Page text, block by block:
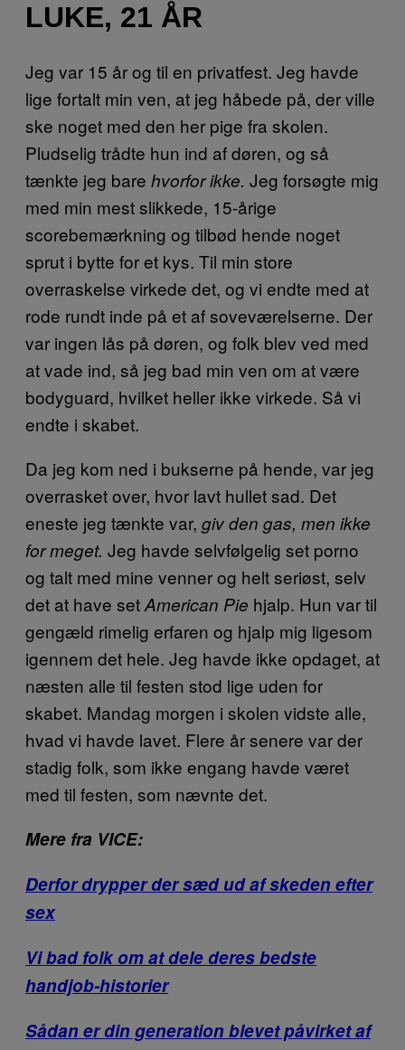
LUKE, 21 ÅR
Jeg var 15 år og til en privatfest. Jeg havde
lige fortalt min ven, at jeg håbede på, der ville
ske noget med den her pige fra skolen.
Pludselig trådte hun ind af døren, og så
tænkte jeg bare hvorfor ikke. Jeg forsøgte mig
med min mest slikkede, 15-årige
scorebemærkning og tilbød hende noget
sprut i bytte for et kys. Til min store
overraskelse virkede det, og vi endte med at
rode rundt inde på et af soveværelserne. Der
var ingen lås på døren, og folk blev ved med
at vade ind, så jeg bad min ven om at være
bodyguard, hvilket heller ikke virkede. Så vi
endte i skabet.
Da jeg kom ned i bukserne på hende, var jeg
overrasket over, hvor lavt hullet sad. Det
eneste jeg tænkte var, giv den gas, men ikke
for meget. Jeg havde selvfølgelig set porno
og talt med mine venner og helt seriøst, selv
det at have setAmerican Pie hjalp. Hun var til
gengæld rimelig erfaren og hjalp mig ligesom
igennem det hele. Jeg havde ikke opdaget, at
næsten alle til festen stod lige uden for
skabet. Mandag morgen i skolen vidste alle,
hvad vi havde lavet. Flere år senere var der
stadig folk, som ikke engang havde været
med til festen, som nævnte det.
Mere fra VICE:
Derfor drypper der sæd ud af skeden efter
sex
Vi bad folk om at dele deres bedste
handjob-historier
Sådan er din generation blevet påvirket af